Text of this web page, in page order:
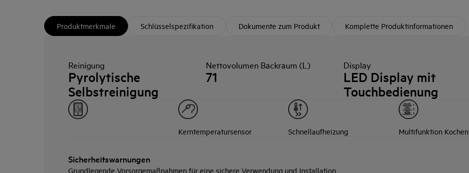
Produktmerkmale Schlüsselspezifikation Dokumente zum Produkt Komplette Produktinformationen
Reinigung
Pyrolytische
Selbstreinigung
Nettovolumen Backraum (L)
71
Display
LED Display mit
Touchbedienung
Kerntemperatursensor Schnellaufheizung Multifunktion Kochen
Sicherheitswarnungen
Grundlegende Vorsorgemaßnahmen für eine sichere Verwendung und Installation